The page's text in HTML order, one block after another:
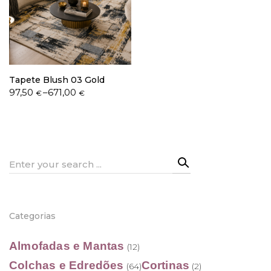
Política de Privacidade
Tapete Blush 03 Gold
97,50 €–671,00€
Price
Search
Categorias
Almofadas e Mantas (12)
Colchas e Edredões (64)Cortinas (2)